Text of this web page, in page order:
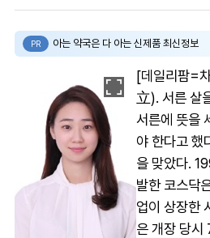
PR 아는 약국은 다 아는 신제품 최신정보
[데일리팜=
立). 서른 살
서른에 뜻을
야 한다고 했
을 맞았다.
발한 코스닥
업이 상장한
은 개장 당시